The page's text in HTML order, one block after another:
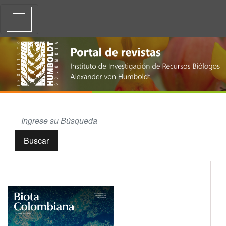
Mamíferos en áreas de monitoreo y compensación asociadas a
Buscar